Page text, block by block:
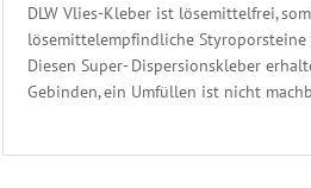
DLW Vlies-Kleber ist lösemittelfrei,
lösemittelempfindliche Styroporsteine
Diesen Super- Dispersionskleber
Gebinden, ein Umfüllen ist nicht